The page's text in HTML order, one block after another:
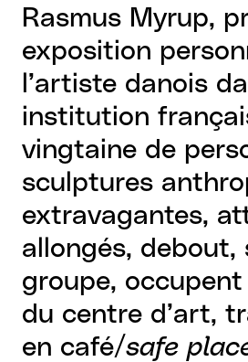
Rasmus Myrup,
exposition
l’artiste danois
institution
vingtaine de
sculptures
extravagantes,
allongés, debout,
groupe, occupent
du centre d’art,
en café/safe